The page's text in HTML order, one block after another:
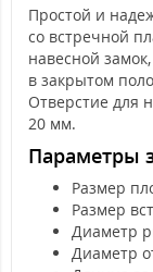
Простой и
со встречной
навесной
в закрытом
Отверстие для
20 мм.
Параметры
Размер
Размер
Диаметр
Диаметр